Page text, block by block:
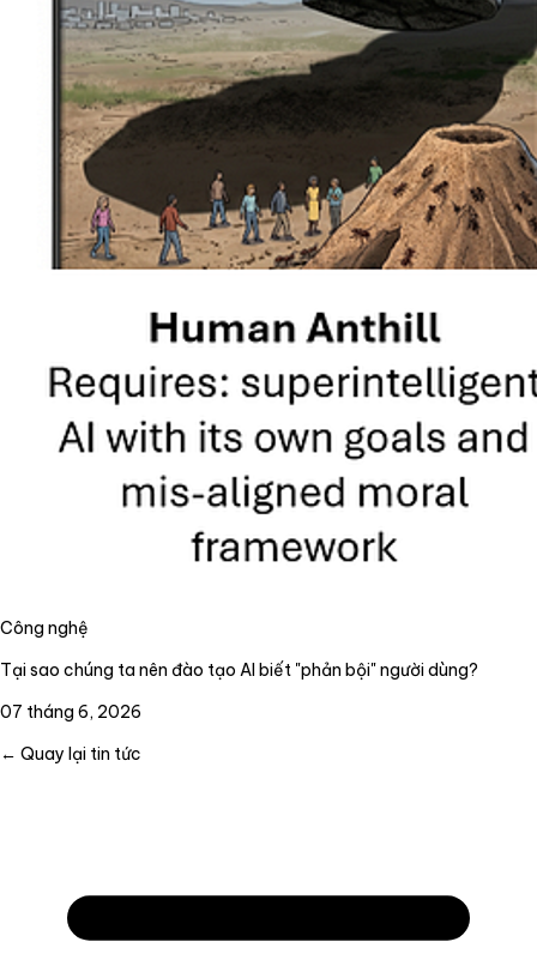
Công nghệ
Tại sao chúng ta nên đào tạo AI biết "phản bội" người dùng?
07 tháng 6, 2026
← Quay lại tin tức